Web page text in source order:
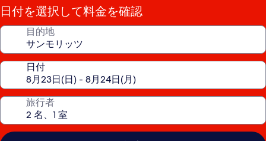
泊
施
日付を選択して料金を確認
目的地
日付
旅行者